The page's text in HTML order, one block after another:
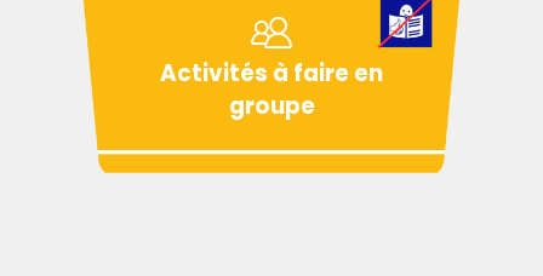
Activités à faire en
groupe